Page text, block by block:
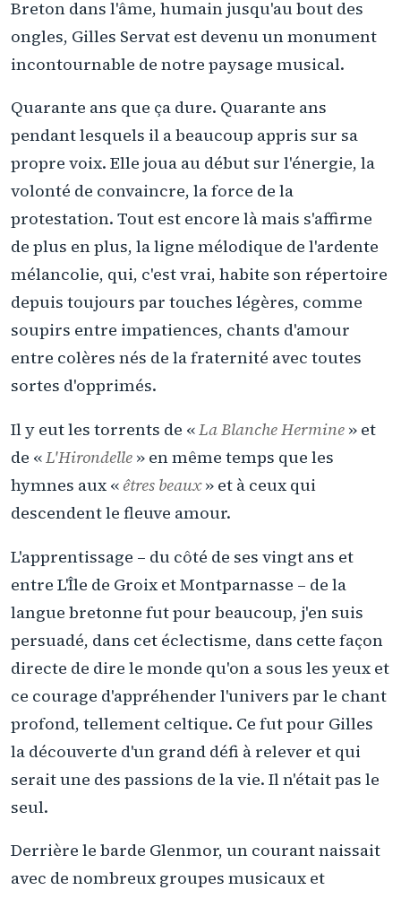
Breton dans l'âme, humain jusqu'au bout des
ongles, Gilles Servat est devenu un monument
incontournable de notre paysage musical.
Quarante ans que ça dure. Quarante ans
pendant lesquels il a beaucoup appris sur sa
propre voix. Elle joua au début sur l'énergie, la
volonté de convaincre, la force de la
protestation. Tout est encore là mais s'affirme
de plus en plus, la ligne mélodique de l'ardente
mélancolie, qui, c'est vrai, habite son répertoire
depuis toujours par touches légères, comme
soupirs entre impatiences, chants d'amour
entre colères nés de la fraternité avec toutes
sortes d'opprimés.
Il y eut les torrents de «La Blanche Hermine » et
de «L'Hirondelle » en même temps que les
hymnes aux « êtres beaux» et à ceux qui
descendent le fleuve amour.
L'apprentissage – du côté de ses vingt ans et
entre L'Île de Groix et Montparnasse – de la
langue bretonne fut pour beaucoup, j'en suis
persuadé, dans cet éclectisme, dans cette façon
directe de dire le monde qu'on a sous les yeux et
ce courage d'appréhender l'univers par le chant
profond, tellement celtique. Ce fut pour Gilles
la découverte d'un grand défi à relever et qui
serait une des passions de la vie. Il n'était pas le
seul.
Derrière le barde Glenmor, un courant naissait
avec de nombreux groupes musicaux et